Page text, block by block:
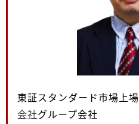
東証スタンダード市場上場
会社グループ会社